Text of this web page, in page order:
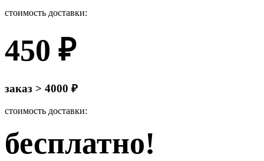
стоимость доставки:
450 ₽
заказ > 4000 ₽
стоимость доставки:
бесплатно!